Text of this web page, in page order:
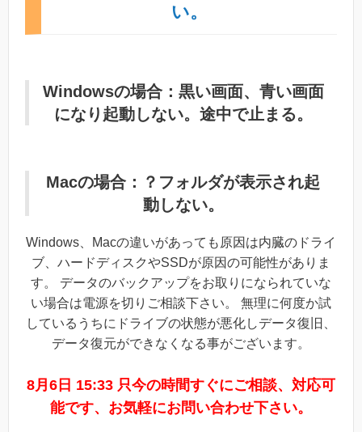
い。
Windowsの場合：黒い画面、青い画面
になり起動しない。途中で止まる。
Macの場合：？フォルダが表示され起
動しない。
Windows、Macの違いがあっても原因は内臓のドライ
ブ、ハードディスクやSSDが原因の可能性がありま
す。 データのバックアップをお取りになられていな
い場合は電源を切りご相談下さい。 無理に何度か試
しているうちにドライブの状態が悪化しデータ復旧、
データ復元ができなくなる事がございます。
8月6日 15:33 只今の時間すぐにご相談、対応可
能です、お気軽にお問い合わせ下さい。